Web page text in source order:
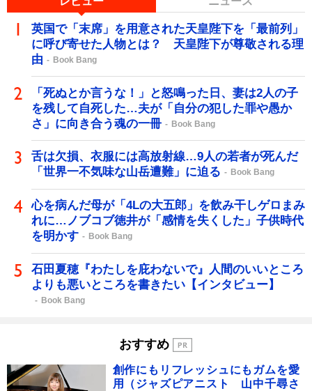
英国で「末席」を用意された天皇陛下を「最前列」
に呼び寄せた人物とは？ 天皇陛下が尊敬される理
由
Book Bang
「死ぬとか言うな！」と怒鳴った日、妻は2人の子
を残して自死した…夫が「自分の犯した罪や愚か
さ」に向き合う魂の一冊
Book Bang
舌は欠損、衣服には高放射線…9人の若者が死んだ
「世界一不気味な山岳遭難」に迫る
Book Bang
心を病んだ母が「4Lの大五郎」を飲み干しゲロまみ
れに…ノブコブ徳井が「感情を失くした」子供時代
を明かす
Book Bang
石田夏穂『わたしを庇わないで』人間のいいところ
よりも悪いところを書きたい【インタビュー】
Book Bang
おすすめ
創作にもリフレッシュにもガムを愛
用（ジャズピアニスト 山中千尋さ